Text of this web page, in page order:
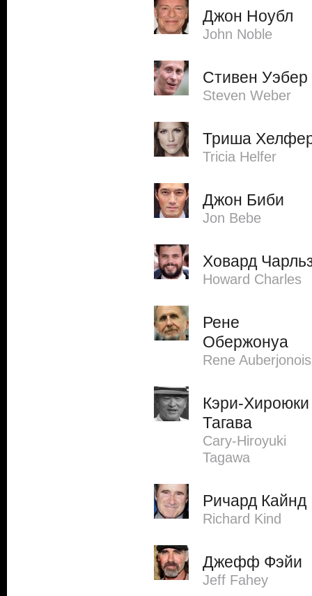
Джон Ноубл
John Noble
Стивен Уэбер
Steven Weber
Триша
Tricia Helfer
Джон Биби
Jon Bebe
Ховард
Howard Charles
Рене
Обержонуа
Rene Auberjonois
Кэри-Хироюки
Тагава
Cary-Hiroyuki
Tagawa
Ричард Кайнд
Richard Kind
Джефф Фэйи
Jeff Fahey